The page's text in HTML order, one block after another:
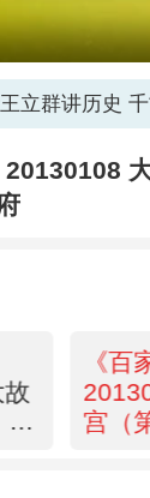
立群讲历史
20130108
7
《百
宫（